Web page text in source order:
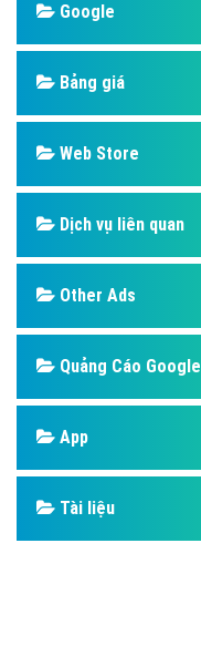
Google
Bảng giá
Web Store
Dịch vụ liên quan
Other Ads
Quảng Cáo Google
App
Tài liệu